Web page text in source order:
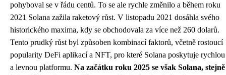
pohyboval se v řádu centů. To se ale rychle změnilo a během roku
2021 Solana zažila raketový růst. V listopadu 2021 dosáhla svého
historického maxima, kdy se obchodovala za více než 260 dolarů.
Tento prudký růst byl způsoben kombinací faktorů, včetně rostoucí
popularity DeFi aplikací a NFT, pro které Solana poskytuje rychlou
a levnou platformu. Na začátku roku 2025 se však Solana, stejně